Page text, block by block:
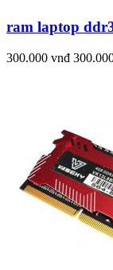
ram laptop
300.000 vnđ